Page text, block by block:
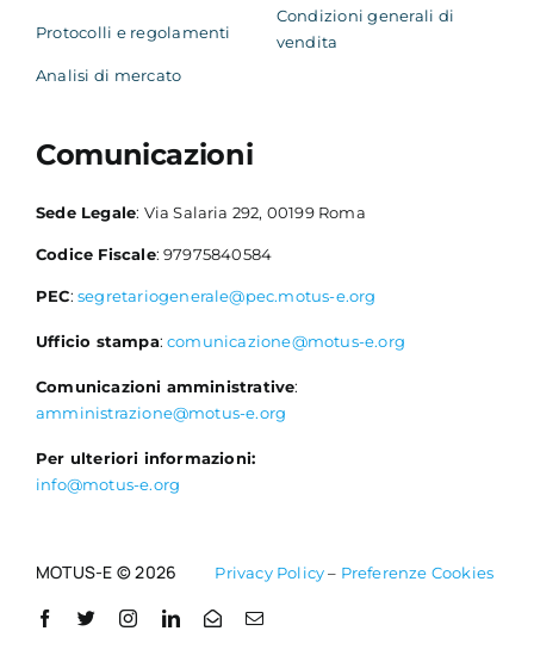
Protocolli e regolamenti
Analisi di mercato
Condizioni generali di
vendita
Comunicazioni
Sede Legale: Via Salaria 292, 00199 Roma
Codice Fiscale: 97975840584
PEC: segretariogenerale@pec.motus-e.org
Ufficio stampa:comunicazione@motus-e.org
Comunicazioni amministrative:
amministrazione@motus-e.org
Per ulteriori informazioni:
info@motus-e.org
MOTUS-E © 2026 Privacy Policy– Preferenze Cookies